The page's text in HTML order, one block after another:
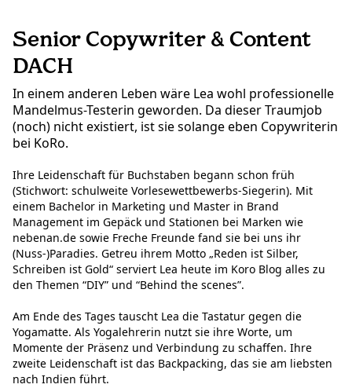
Senior Copywriter & Content
DACH
In einem anderen Leben wäre Lea wohl professionelle
Mandelmus-Testerin geworden. Da dieser Traumjob
(noch) nicht existiert, ist sie solange eben Copywriterin
bei KoRo.
Ihre Leidenschaft für Buchstaben begann schon früh
(Stichwort: schulweite Vorlesewettbewerbs-Siegerin). Mit
einem Bachelor in Marketing und Master in Brand
Management im Gepäck und Stationen bei Marken wie
nebenan.de sowie Freche Freunde fand sie bei uns ihr
(Nuss-)Paradies. Getreu ihrem Motto „Reden ist Silber,
Schreiben ist Gold“ serviert Lea heute im Koro Blog alles zu
den Themen “DIY” und “Behind the scenes”.
Am Ende des Tages tauscht Lea die Tastatur gegen die
Yogamatte. Als Yogalehrerin nutzt sie ihre Worte, um
Momente der Präsenz und Verbindung zu schaffen. Ihre
zweite Leidenschaft ist das Backpacking, das sie am liebsten
nach Indien führt.